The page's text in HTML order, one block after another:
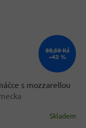
88,50 Kč
–43 %
s mozzarellou
Skladem